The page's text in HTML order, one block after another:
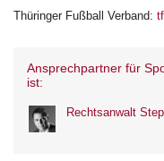
Thüringer Fußball Verband:
Ansprechpartner für
ist:
Rechtsanwalt